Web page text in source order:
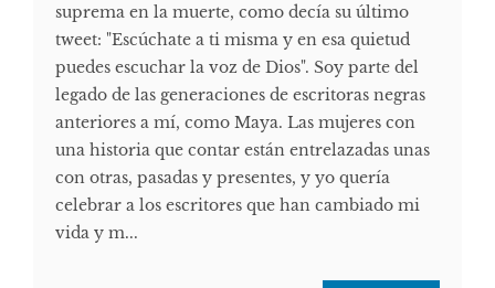
suprema en la muerte, como decía su último
tweet: "Escúchate a ti misma y en esa quietud
puedes escuchar la voz de Dios". Soy parte del
legado de las generaciones de escritoras negras
anteriores a mí, como Maya. Las mujeres con
una historia que contar están entrelazadas unas
con otras, pasadas y presentes, y yo quería
celebrar a los escritores que han cambiado mi
vida y m...